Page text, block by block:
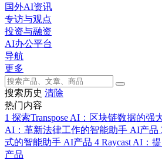
国外AI资讯
专访与观点
投资与融资
AI办公平台
导航
更多
搜索历史 清除
热门内容
1 探索Transpose AI：区块链数据的强
AI：革新法律工作的智能助手 AI产品
式的智能助手 AI产品 4 Raycast AI：
产品